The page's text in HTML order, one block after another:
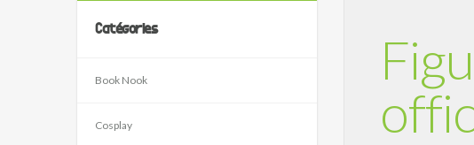
Catégories
Book Nook
Cosplay